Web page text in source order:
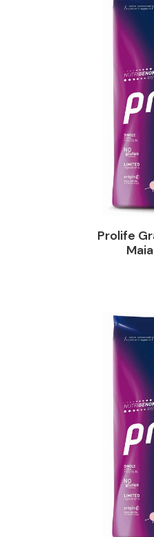
Prolife